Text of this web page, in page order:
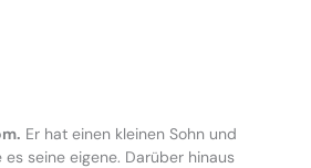
Er hat einen kleinen Sohn und
seine eigene. Darüber hinaus